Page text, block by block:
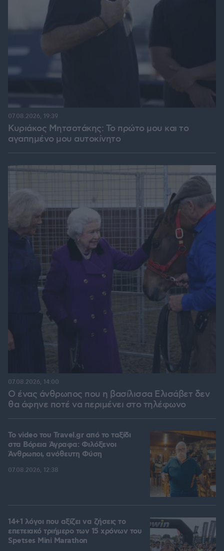
Κυριάκος Μητσοτάκης: Το πρώτο μου και το
αγαπημένο μου αυτοκίνητο
07.08.2026, 19:39
Ο ένας άνθρωπος που η βασίλισσα Ελισάβετ δεν
θα άφηνε ποτέ να περιμένει στο τηλέφωνο
07.08.2026, 14:00
To video του Travel.gr από το ταξίδι
στα Βόρεια Άγραφα: Φιλόξενοι
Άνθρωποι, ανόθευτη Φύση
07.08.2026, 12:38
14+1 λόγοι που αξίζει να ζήσεις το
επετειακό τριήμερο των 15 χρόνων του
Spetses Mini Marathon